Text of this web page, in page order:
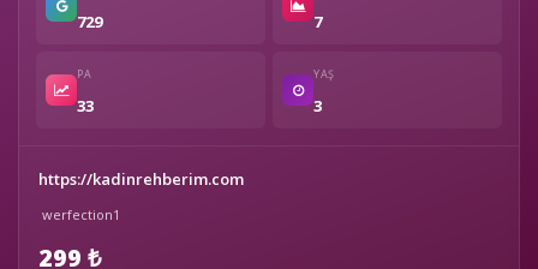
729 7
PA
33
YAŞ
3
https://kadinrehberim.com
werfection1
299 ₺